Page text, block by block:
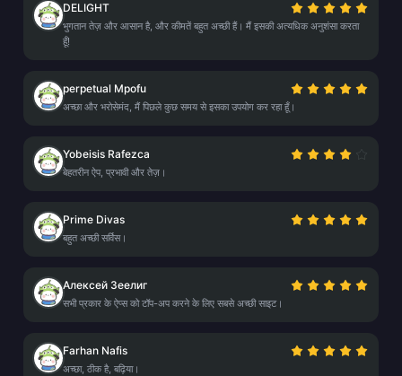
DELIGHT
भुगतान तेज़ और आसान है, और कीमतें बहुत अच्छी हैं। मैं इसकी अत्यधिक अनुशंसा करता
हूँ!
perpetual Mpofu
अच्छा और भरोसेमंद, मैं पिछले कुछ समय से इसका उपयोग कर रहा हूँ।
Yobeisis Rafezca
बेहतरीन ऐप, प्रभावी और तेज़।
Prime Divas
बहुत अच्छी सर्विस।
Алексей Зеелиг
सभी प्रकार के ऐप्स को टॉप-अप करने के लिए सबसे अच्छी साइट।
Farhan Nafis
अच्छा, ठीक है, बढ़िया।